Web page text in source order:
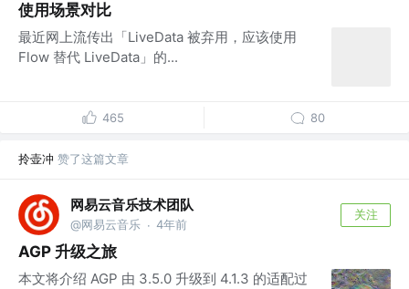
使用场景对比
最近网上流传出「LiveData 被弃用，应该使用
Flow 替代 LiveData」的...
465 80
拎壶冲 赞了这篇文章
网易云音乐技术团队
@网易云音乐 · 4年前
关注
AGP 升级之旅
本文将介绍 AGP 由 3.5.0 升级到 4.1.3 的适配过